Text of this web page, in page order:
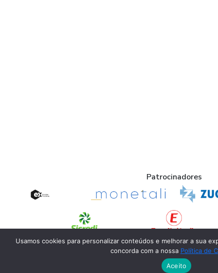
Patrocinadores
Apoio
Usamos cookies para personalizar conteúdos e melhorar a sua
concorda com a nossa Política de
Aceito